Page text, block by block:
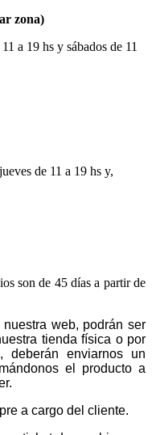
zona)
a 19 hs y sábados de 11
de 11 a 19 hs y,
son de 45 días a partir de
web, podrán ser
tienda física o por
deberán enviarnos un
el producto a
a cargo del cliente.